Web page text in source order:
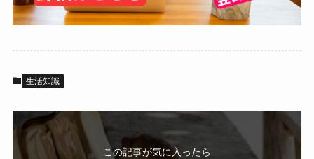
生活知識
この記事が気に入ったら